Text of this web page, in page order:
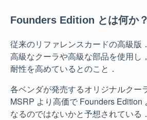
Founders Edition とは何か？
従来のリファレンスカードの高級版
高級なクーラや高級な部品を使用し
耐性を高めているとのこと．
各ベンダが発売するオリジナルクー
MSRP より高価で Founders Edition
なるのではないかと予想されている．